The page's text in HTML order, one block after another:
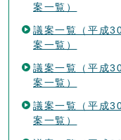
案一覧）
議案一覧（平成
案一覧）
議案一覧（平成
案一覧）
議案一覧（平成
案一覧）